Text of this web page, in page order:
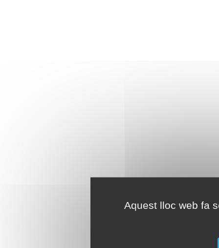
Aquest lloc web fa